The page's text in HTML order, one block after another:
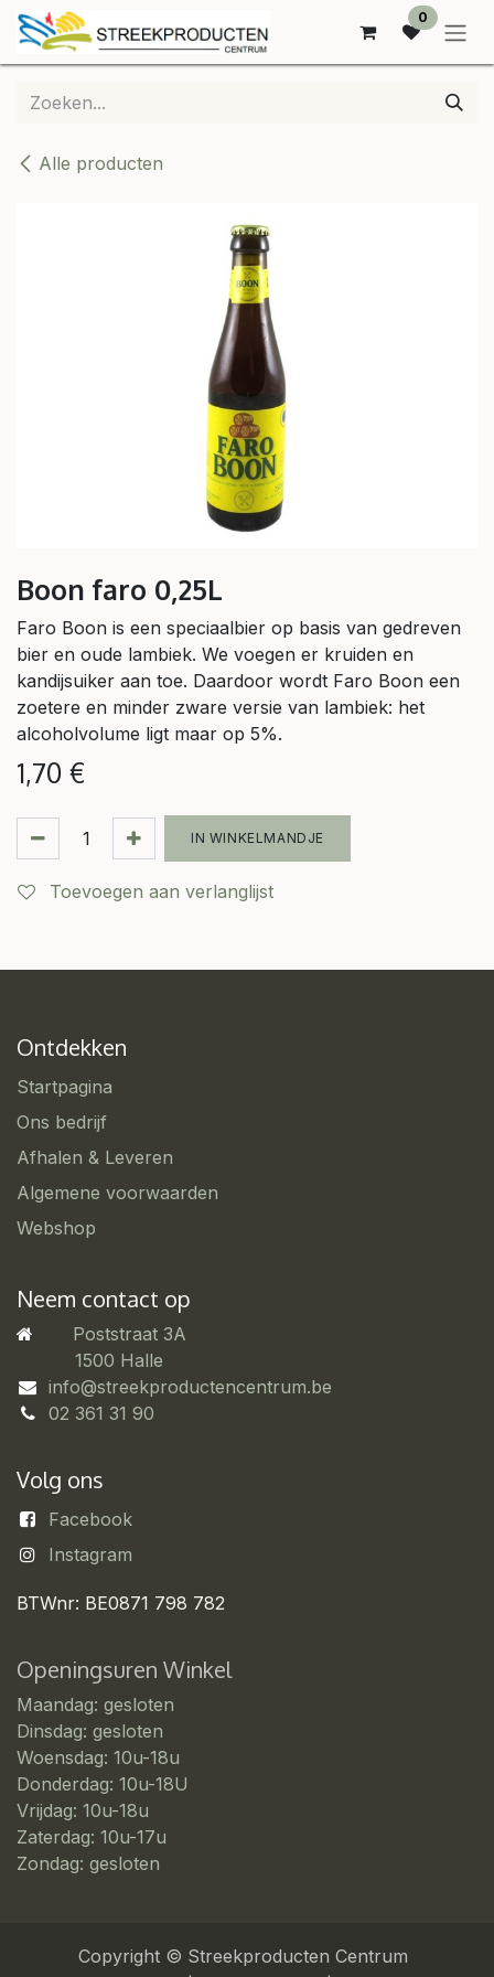
OVERSLAAN NAAR INHOUD
0
Alle producten
Boon faro 0,25L
Faro Boon is een speciaalbier op basis van gedreven
bier en oude lambiek. We voegen er kruiden en
kandijsuiker aan toe. Daardoor wordt Faro Boon een
zoetere en minder zware versie van lambiek: het
alcoholvolume ligt maar op 5%.
1,70 €
IN WINKELMANDJE
Toevoegen aan verlanglijst
Ontdekken
Startpagina
Ons bedrijf
Afhalen & Leveren
Algemene voorwaarden
Webshop
Neem contact op
Poststraat 3A
​1500 Halle
info@streekproductencentrum.be
02 361 31 90
Volg ons
Facebook
Instagram
BTWnr: BE0871 798 782
Openingsuren Winkel
Maandag: gesloten
Dinsdag: gesloten
Woensdag: 10u-18u
Donderdag: 10u-18U
Vrijdag: 10u-18u
Zaterdag: 10u-17u
Zondag: gesloten
Copyright © Streekproducten Centrum